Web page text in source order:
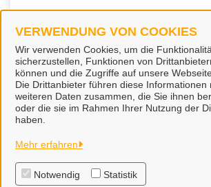
VERWENDUNG VON COOKIES
Wir verwenden Cookies, um die
sicherzustellen, Funktionen von
können und die Zugriffe auf unsere
Die Drittanbieter führen diese Informationen
weiteren Daten zusammen, die Sie ihnen
oder die sie im Rahmen Ihrer Nutzung der
haben.
Mehr erfahren
Notwendig Statistik
Weitere Informationen zur BundID
FAQ-Seite des Bundes.
Stadt Soltau
Alle Rechte vorbehalten